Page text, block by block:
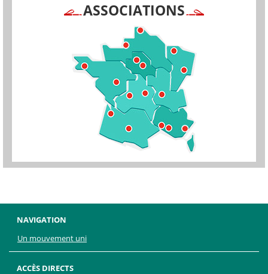
ASSOCIATIONS
NAVIGATION
Un mouvement uni
ACCÈS DIRECTS